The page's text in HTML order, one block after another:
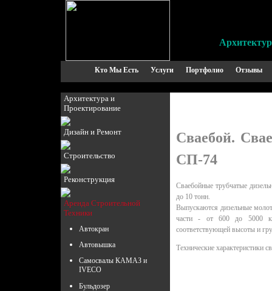
Кто Мы Есть Услуги Портфолио Отзывы
Архитектура и
Проектирование
Дизайн и Ремонт
Строительство
Реконструкция
Аренда Строительной
Техники
Автокран
Автовышка
Самосвалы КАМАЗ и
IVECO
Бульдозер
Сваебой.
СП-74
Сваебойные трубчатые
до 10 тонн.
Выпускаются дизельные
части - от 600 до 5000 кг.
соответствующей высоты и
Технические характеристики